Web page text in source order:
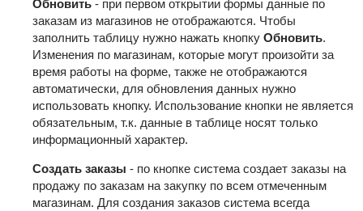
Обновить - при первом открытии формы данные по
заказам из магазинов не отображаются. Чтобы
заполнить таблицу нужно нажать кнопку Обновить.
Изменения по магазинам, которые могут произойти за
время работы на форме, также не отображаются
автоматически, для обновления данных нужно
использовать кнопку. Использование кнопки не является
обязательным, т.к. данные в таблице носят только
информационный характер.
Создать заказы - по кнопке система создает заказы на
продажу по заказам на закупку по всем отмеченным
магазинам. Для создания заказов система всегда